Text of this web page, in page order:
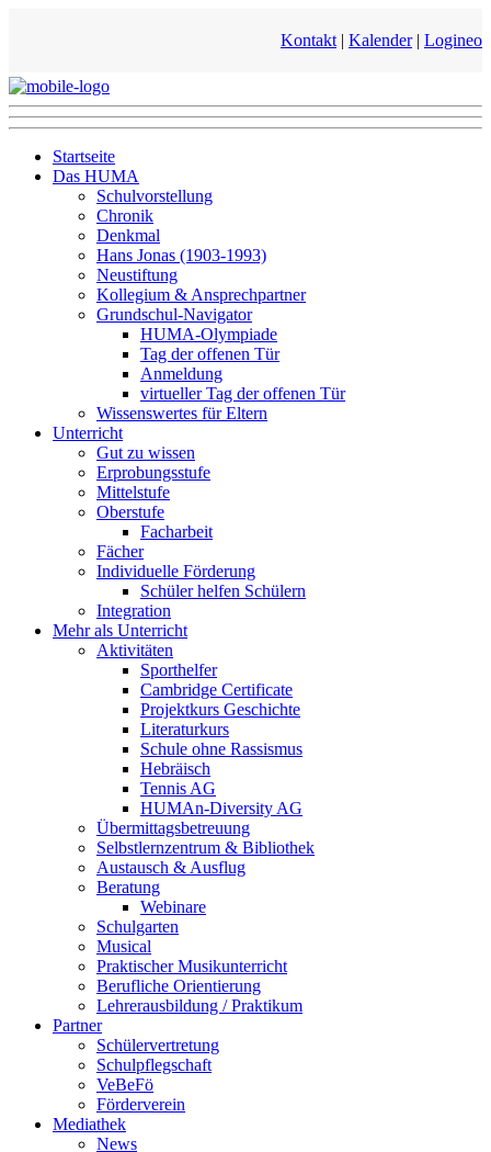
Kontakt | Kalender| Logineo
Startseite
Das HUMA
Schulvorstellung
Chronik
Denkmal
Hans Jonas (1903-1993)
Neustiftung
Kollegium & Ansprechpartner
Grundschul-Navigator
HUMA-Olympiade
Tag der offenen Tür
Anmeldung
virtueller Tag der offenen Tür
Wissenswertes für Eltern
Unterricht
Gut zu wissen
Erprobungsstufe
Mittelstufe
Oberstufe
Facharbeit
Fächer
Individuelle Förderung
Schüler helfen Schülern
Integration
Mehr als Unterricht
Aktivitäten
Sporthelfer
Cambridge Certificate
Projektkurs Geschichte
Literaturkurs
Schule ohne Rassismus
Hebräisch
Tennis AG
HUMAn-Diversity AG
Übermittagsbetreuung
Selbstlernzentrum & Bibliothek
Austausch & Ausflug
Beratung
Webinare
Schulgarten
Musical
Praktischer Musikunterricht
Berufliche Orientierung
Lehrerausbildung / Praktikum
Partner
Schülervertretung
Schulpflegschaft
VeBeFö
Förderverein
Mediathek
News